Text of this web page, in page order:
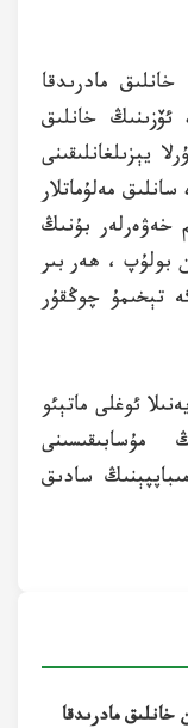
خانلىق مادرىدقا
ئۆزىنىڭ خانلىق
يېزىلغانلىقىنى
مەلۇماتلار
خەۋەرلەر بۇنىڭ
بولۇپ ، ھەر بىر
تېخىمۇ چوڭقۇر
ئوغلى ماتېئو
مۇسابىقىسىنى
سادىق
مادرىدقا